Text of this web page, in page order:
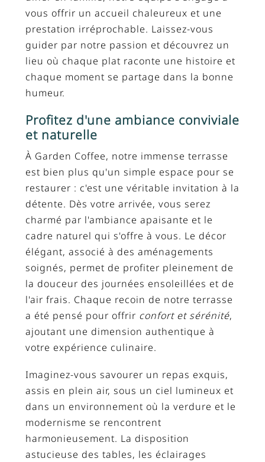
vous offrir un accueil chaleureux et une
prestation irréprochable. Laissez-vous
guider par notre passion et découvrez un
lieu où chaque plat raconte une histoire et
chaque moment se partage dans la bonne
humeur.
Profitez d'une ambiance conviviale
et naturelle
À Garden Coffee, notre immense terrasse
est bien plus qu'un simple espace pour se
restaurer : c'est une véritable invitation à la
détente. Dès votre arrivée, vous serez
charmé par l'ambiance apaisante et le
cadre naturel qui s'offre à vous. Le décor
élégant, associé à des aménagements
soignés, permet de profiter pleinement de
la douceur des journées ensoleillées et de
l'air frais. Chaque recoin de notre terrasse
a été pensé pour offrir confort et sérénité,
ajoutant une dimension authentique à
votre expérience culinaire.
Imaginez-vous savourer un repas exquis,
assis en plein air, sous un ciel lumineux et
dans un environnement où la verdure et le
modernisme se rencontrent
harmonieusement. La disposition
astucieuse des tables, les éclairages